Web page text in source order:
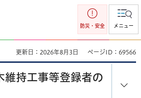
防災・安全 メニュー
更新日：2026年8月3日 ページID：69566
維持工事等登録者の